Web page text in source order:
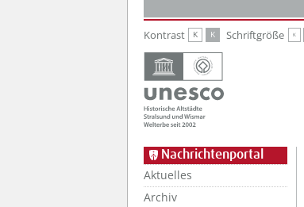
Kontrast K K Schriftgröße K
Nachrichtenportal
Aktuelles
Archiv